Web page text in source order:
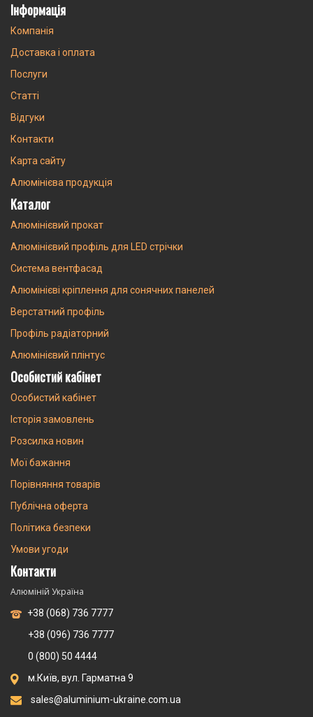
Інформація
Компанія
Доставка і оплата
Послуги
Статті
Відгуки
Контакти
Карта сайту
Алюмінієва продукція
Каталог
Алюмінієвий прокат
Алюмінієвий профіль для LED стрічки
Система вентфасад
Алюмінієві кріплення для сонячних панелей
Верстатний профіль
Профіль радіаторний
Алюмінієвий плінтус
Особистий кабінет
Особистий кабінет
Історія замовлень
Розсилка новин
Мої бажання
Порівняння товарів
Публічна оферта
Політика безпеки
Умови угоди
Контакти
Алюміній Україна
+38 (068) 736 7777
+38 (096) 736 7777
0 (800) 50 4444
м.Київ, вул. Гарматна 9
sales@aluminium-ukraine.com.ua